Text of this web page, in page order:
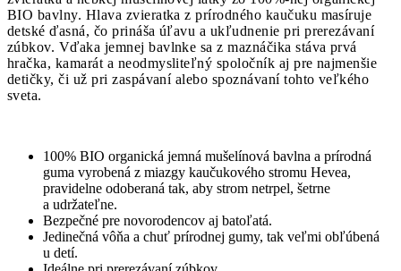
BIO bavlny. Hlava zvieratka z prírodného kaučuku masíruje
detské ďasná, čo prináša úľavu a ukľudnenie pri prerezávaní
zúbkov. Vďaka jemnej bavlnke sa z maznáčika stáva prvá
hračka, kamarát a neodmysliteľný spoločník aj pre najmenšie
detičky, či už pri zaspávaní alebo spoznávaní tohto veľkého
sveta.
100% BIO organická jemná mušelínová bavlna a prírodná
guma vyrobená z miazgy kaučukového stromu Hevea,
pravidelne odoberaná tak, aby strom netrpel, šetrne
a udržateľne.
Bezpečné pre novorodencov aj batoľatá.
Jedinečná vôňa a chuť prírodnej gumy, tak veľmi obľúbená
u detí.